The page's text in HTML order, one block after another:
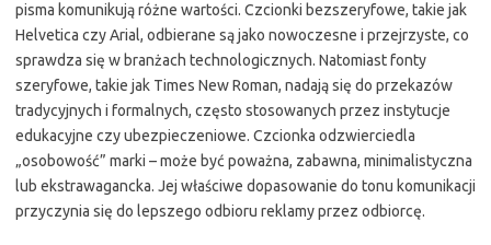
pisma komunikują różne wartości. Czcionki bezszeryfowe, takie jak
Helvetica czy Arial, odbierane są jako nowoczesne i przejrzyste, co
sprawdza się w branżach technologicznych. Natomiast fonty
szeryfowe, takie jak Times New Roman, nadają się do przekazów
tradycyjnych i formalnych, często stosowanych przez instytucje
edukacyjne czy ubezpieczeniowe. Czcionka odzwierciedla
„osobowość” marki – może być poważna, zabawna, minimalistyczna
lub ekstrawagancka. Jej właściwe dopasowanie do tonu komunikacji
przyczynia się do lepszego odbioru reklamy przez odbiorcę.